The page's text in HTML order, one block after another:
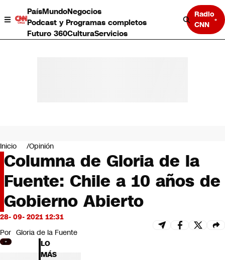
PaísMundoNegocios
Podcast y Programas completos
Futuro 360CulturaServicios
Radio
CNN
Negocios
Deportes
Programas completos
Cultura
Servicios
Bits
CNN tiempo
Futuro 360
Opinión
Inicio Opinión
Columna de Gloria de la
Fuente: Chile a 10 años de
Gobierno Abierto
28- 09- 2021 12:31
Por Gloria de la Fuente
LO
MÁS